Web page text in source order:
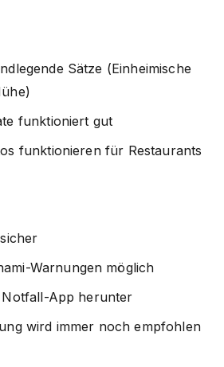
Sätze (Einheimische
funktioniert gut
funktionieren für Restaurants
Warnungen möglich
Notfall-App herunter
wird immer noch empfohlen